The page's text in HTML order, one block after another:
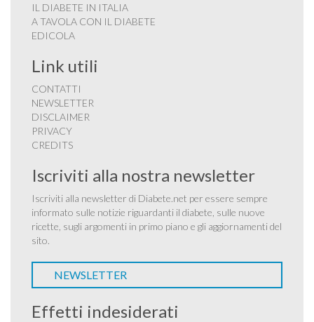
IL DIABETE IN ITALIA
A TAVOLA CON IL DIABETE
EDICOLA
Link utili
CONTATTI
NEWSLETTER
DISCLAIMER
PRIVACY
CREDITS
Iscriviti alla nostra newsletter
Iscriviti alla newsletter di Diabete.net per essere sempre
informato sulle notizie riguardanti il diabete, sulle nuove
ricette, sugli argomenti in primo piano e gli aggiornamenti del
sito.
NEWSLETTER
Effetti indesiderati